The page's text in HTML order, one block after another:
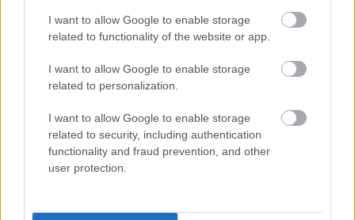
I want to allow Google to enable storage
related to functionality of the website or app.
I want to allow Google to enable storage
related to personalization.
I want to allow Google to enable storage
related to security, including authentication
functionality and fraud prevention, and other
user protection.
VIDEO.Spānijas lidostā